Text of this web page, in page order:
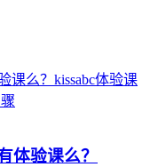
体验课么？